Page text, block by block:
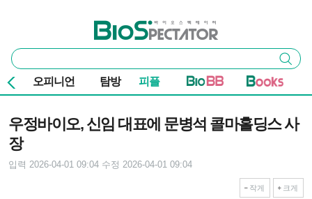
바이오스펙테이터
통
합
검
색
검색
오피니언 탐방 피플
우정바이오, 신임 대표에 문병석 콜마홀딩스 사
장
입력 2026-04-01 09:04 수정 2026-04-01 09:04
작게 크게